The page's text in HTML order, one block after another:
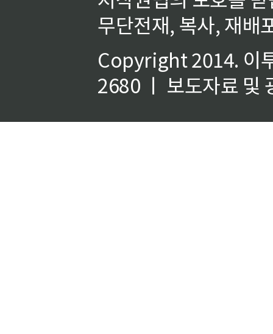
무단전재, 복사, 재배
Copyright 2014. 이
2680 ㅣ 보도자료